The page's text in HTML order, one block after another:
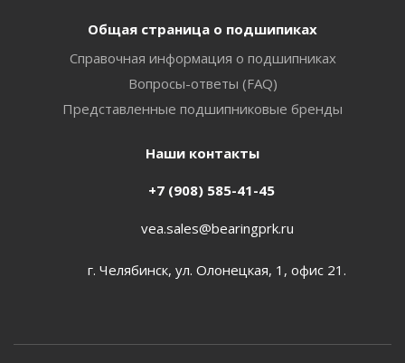
Общая страница о подшипиках
Справочная информация о подшипниках
Вопросы-ответы (FAQ)
Представленные подшипниковые бренды
Наши контакты
+7 (908) 585-41-45
vea.sales@bearingprk.ru
г. Челябинск, ул. Олонецкая, 1, офис 21.